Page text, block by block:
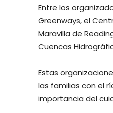
Entre los
Greenways, el
Maravilla de
Cuencas
Estas
las familias con el
importancia del